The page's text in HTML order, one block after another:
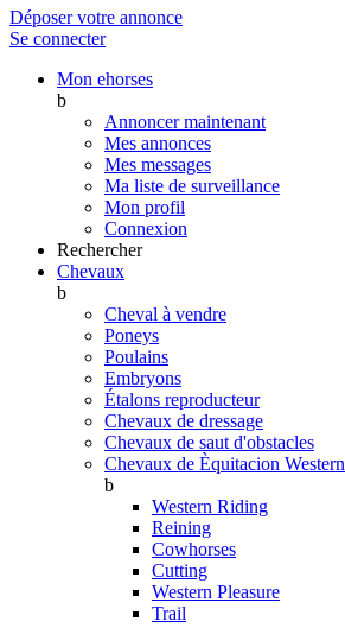
Déposer votre annonce
Se connecter
Mon ehorses
b
Annoncer maintenant
Mes annonces
Mes messages
Ma liste de surveillance
Mon profil
Connexion
Rechercher
Chevaux
b
Cheval à vendre
Poneys
Poulains
Embryons
Étalons reproducteur
Chevaux de dressage
Chevaux de saut d'obstacles
Chevaux de Èquitacion Western
b
Western Riding
Reining
Cowhorses
Cutting
Western Pleasure
Trail